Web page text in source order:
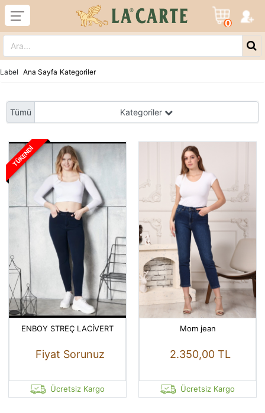
0
Label Ana Sayfa Kategoriler
Tümü Kategoriler
TÜKENDI
ENBOY STREÇ LACİVERT
Fiyat Sorunuz
Ücretsiz Kargo
Mom jean
2.350,00 TL
Ücretsiz Kargo